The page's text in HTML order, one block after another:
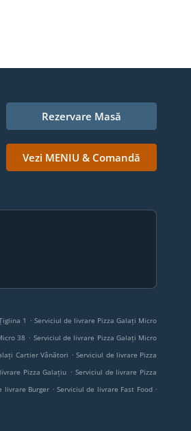
Rezervare Masă
Vezi MENIU & Comandă
1 . Serviciul de livrare Pizza Galați Micro
38 . Serviciul de livrare Pizza Galați Micro
Cartier Vânători . Serviciul de livrare Pizza
Pizza Galațiu . Serviciul de livrare Pizza
livrare Burger . Serviciul de livrare Fast Food .